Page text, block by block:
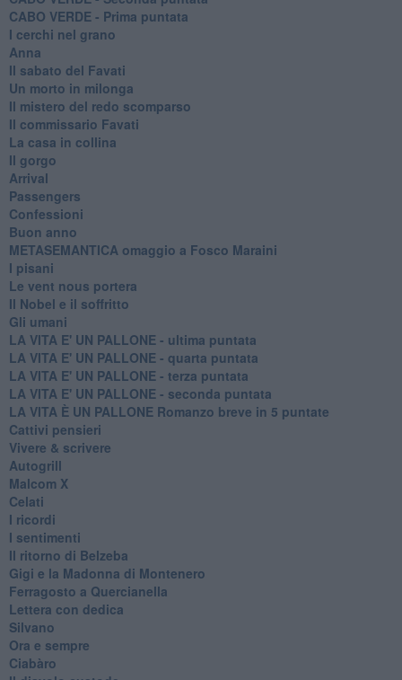
CABO VERDE - Prima puntata
I cerchi nel grano
Anna
Il sabato del Favati
Un morto in milonga
Il mistero del redo scomparso
Il commissario Favati
La casa in collina
Il gorgo
Arrival
Passengers
Confessioni
Buon anno
METASEMANTICA omaggio a Fosco Maraini
I pisani
Le vent nous portera
Il Nobel e il soffritto
Gli umani
LA VITA E' UN PALLONE - ultima puntata
LA VITA E' UN PALLONE - quarta puntata
LA VITA E' UN PALLONE - terza puntata
LA VITA E' UN PALLONE - seconda puntata
LA VITA È UN PALLONE Romanzo breve in 5 puntate
Cattivi pensieri
Vivere & scrivere
Autogrill
Malcom X
Celati
I ricordi
I sentimenti
Il ritorno di Belzeba
Gigi e la Madonna di Montenero
Ferragosto a Quercianella
Lettera con dedica
Silvano
Ora e sempre
Ciabàro